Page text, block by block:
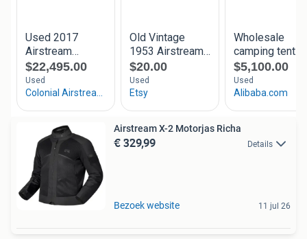
Airstream X-2 Motorjas Richa
€ 329,99 Details
Bezoek website 11 jul 26